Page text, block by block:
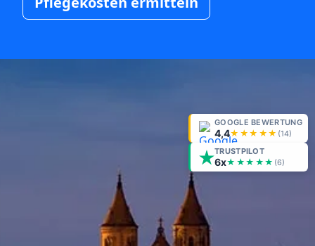
GOOGLE BEWERTUNG
4,4★★★★★ (14)
TRUSTPILOT
6x★★★★★ (6)